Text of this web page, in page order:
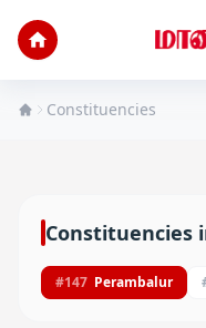
Constituencies
Constituencies
#147 Perambalur